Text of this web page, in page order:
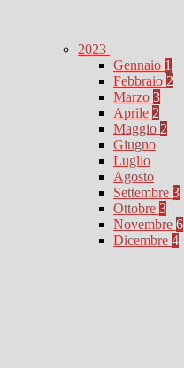
2023
Gennaio 1
Febbraio 2
Marzo 3
Aprile 2
Maggio 2
Giugno
Luglio
Agosto
Settembre 3
Ottobre 3
Novembre 6
Dicembre 4